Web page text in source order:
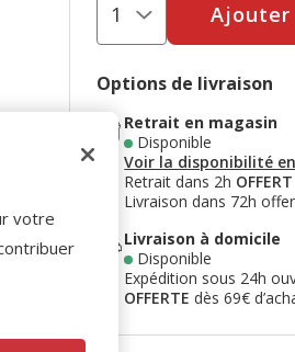
Ajouter
Options de livraison
Retrait en magasin
Disponible
Voir la disponibilité
Retrait dans 2h OFFERT
Livraison dans 72h
Livraison à domicile
Disponible
Expédition sous 24h
OFFERTEdès 69€
votre